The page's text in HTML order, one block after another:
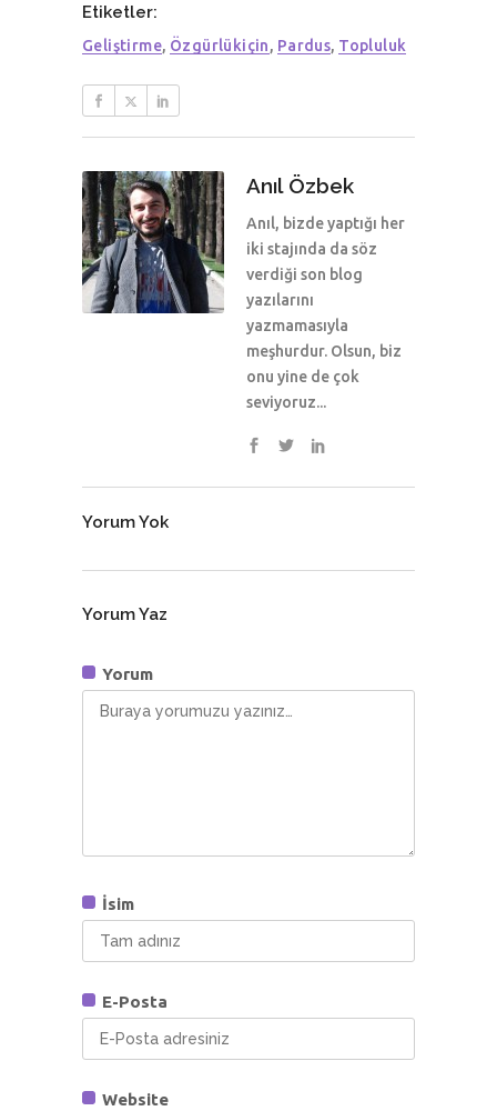
Etiketler:
Geliştirme, Özgürlükiçin, Pardus, Topluluk
Anıl Özbek
Anıl, bizde yaptığı her
iki stajında da söz
verdiği son blog
yazılarını
yazmamasıyla
meşhurdur. Olsun, biz
onu yine de çok
seviyoruz...
Yorum Yok
Yorum Yaz
Yorum
İsim
E-Posta
Website